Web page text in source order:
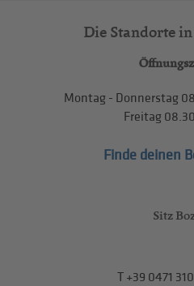
Die Standorte
Montag - Donnerstag
Freitag
Finde deinen
Sitz
T+39 0471 310